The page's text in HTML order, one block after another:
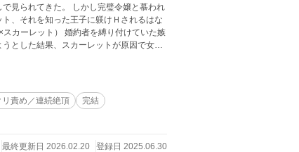
見られてきた。 しかし完璧令嬢と慕われ
、それを知った王子に躾けＨされるはな
とした結果、スカーレットが原因で女性
れを告げたら婚約者の檄重執着でわから
ワールはジェードを避けて陰でヴァイオ
す。 ⑤治安の悪い婚約者
気もない″変人令嬢″。しかしヴァンが浮
リ責め／連続絶頂
完結
最終更新日 2026.02.20 登録日 2025.06.30